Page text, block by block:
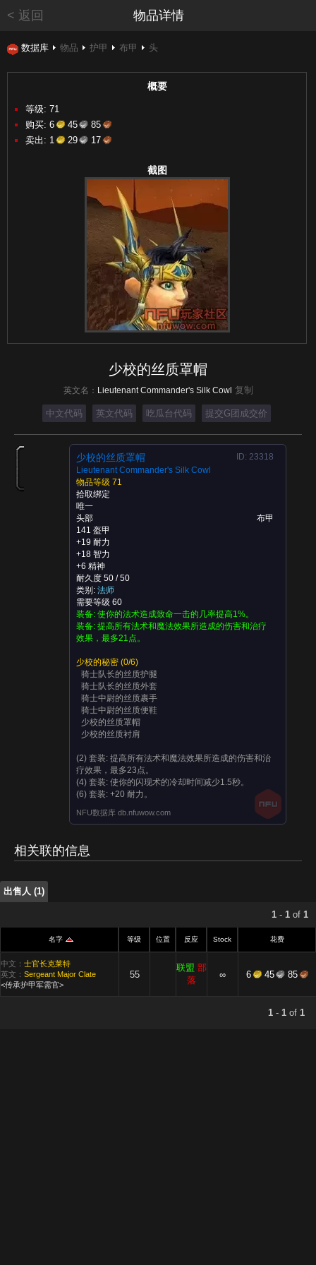
< 返回 物品详情
数据库 物品 护甲 布甲 头
概要
等级: 71
购买: 6 45
85
卖出: 1 29 17
截图
少校的丝质罩帽
英文名： Lieutenant Commander's Silk Cowl 复制
中文代码 英文代码 吃瓜台代码 提交G团成交价
少校的丝质罩帽
ID: 23318
Lieutenant Commander's Silk Cowl
物品等级 71
拾取绑定
唯一
头部
布甲
141 盔甲
+19 耐力
+18 智力
+6 精神
耐久度 50 / 50
类别: 法师
需要等级 60
装备: 使你的法术造成致命一击的几率提高1%。
装备: 提高所有法术和魔法效果所造成的伤害和治疗
效果，最多21点。
少校的秘密 (0/6)
骑士队长的丝质护腿
骑士队长的丝质外套
骑士中尉的丝质裹手
骑士中尉的丝质便鞋
少校的丝质罩帽
少校的丝质衬肩
(2) 套装: 提高所有法术和魔法效果所造成的伤害和治
疗效果，最多23点。
(4) 套装: 使你的闪现术的冷却时间减少1.5秒。
(6) 套装: +20 耐力。
NFU数据库 db.nfuwow.com
相关联的信息
出售人 (1)
出售人 (1)
1 - 1 of 1
名字 等级 位置 反应 Stock 花费
中文： 士官长克莱特
英文： Sergeant Major Clate
<传承护甲军需官>
55
联盟 部
落
∞ 6 45 85
1 - 1 of 1